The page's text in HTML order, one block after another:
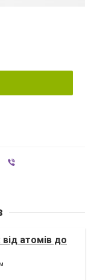
атомів до